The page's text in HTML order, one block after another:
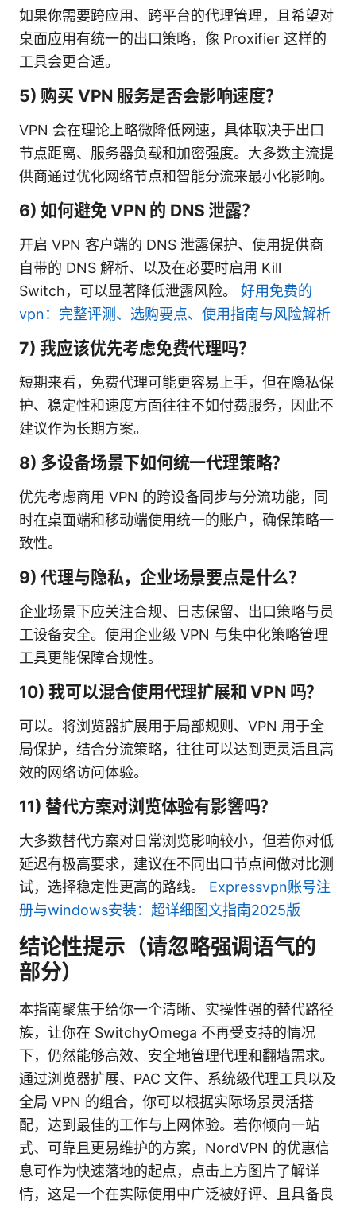
如果你需要跨应用、跨平台的代理管理，且希望对
桌面应用有统一的出口策略，像 Proxifier 这样的
工具会更合适。
5) 购买 VPN 服务是否会影响速度？
VPN 会在理论上略微降低网速，具体取决于出口
节点距离、服务器负载和加密强度。大多数主流提
供商通过优化网络节点和智能分流来最小化影响。
6) 如何避免 VPN 的 DNS 泄露？
开启 VPN 客户端的 DNS 泄露保护、使用提供商
自带的 DNS 解析、以及在必要时启用 Kill
Switch，可以显著降低泄露风险。 好用免费的
vpn：完整评测、选购要点、使用指南与风险解析
7) 我应该优先考虑免费代理吗？
短期来看，免费代理可能更容易上手，但在隐私保
护、稳定性和速度方面往往不如付费服务，因此不
建议作为长期方案。
8) 多设备场景下如何统一代理策略？
优先考虑商用 VPN 的跨设备同步与分流功能，同
时在桌面端和移动端使用统一的账户，确保策略一
致性。
9) 代理与隐私，企业场景要点是什么？
企业场景下应关注合规、日志保留、出口策略与员
工设备安全。使用企业级 VPN 与集中化策略管理
工具更能保障合规性。
10) 我可以混合使用代理扩展和 VPN 吗？
可以。将浏览器扩展用于局部规则、VPN 用于全
局保护，结合分流策略，往往可以达到更灵活且高
效的网络访问体验。
11) 替代方案对浏览体验有影響吗？
大多数替代方案对日常浏览影响较小，但若你对低
延迟有极高要求，建议在不同出口节点间做对比测
试，选择稳定性更高的路线。 Expressvpn账号注
册与windows安装：超详细图文指南2025版
结论性提示（请忽略强调语气的
部分）
本指南聚焦于给你一个清晰、实操性强的替代路径
族，让你在 SwitchyOmega 不再受支持的情况
下，仍然能够高效、安全地管理代理和翻墙需求。
通过浏览器扩展、PAC 文件、系统级代理工具以及
全局 VPN 的组合，你可以根据实际场景灵活搭
配，达到最佳的工作与上网体验。若你倾向一站
式、可靠且更易维护的方案，NordVPN 的优惠信
息可作为快速落地的起点，点击上方图片了解详
情，这是一个在实际使用中广泛被好评、且具备良